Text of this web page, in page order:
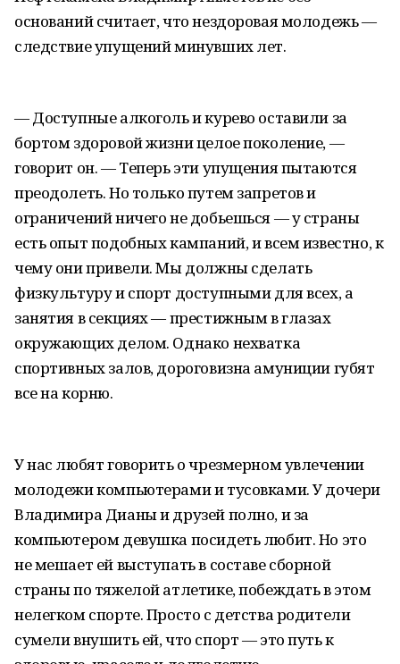
оснований считает, что нездоровая молодежь —
следствие упущений минувших лет.
— Доступные алкоголь и курево оставили за
бортом здоровой жизни целое поколение, —
говорит он. — Теперь эти упущения пытаются
преодолеть. Но только путем запретов и
ограничений ничего не добьешься — у страны
есть опыт подобных кампаний, и всем известно, к
чему они привели. Мы должны сделать
физкультуру и спорт доступными для всех, а
занятия в секциях — престижным в глазах
окружающих делом. Однако нехватка
спортивных залов, дороговизна амуниции губят
все на корню.
У нас любят говорить о чрезмерном увлечении
молодежи компьютерами и тусовками. У дочери
Владимира Дианы и друзей полно, и за
компьютером девушка посидеть любит. Но это
не мешает ей выступать в составе сборной
страны по тяжелой атлетике, побеждать в этом
нелегком спорте. Просто с детства родители
сумели внушить ей, что спорт — это путь к